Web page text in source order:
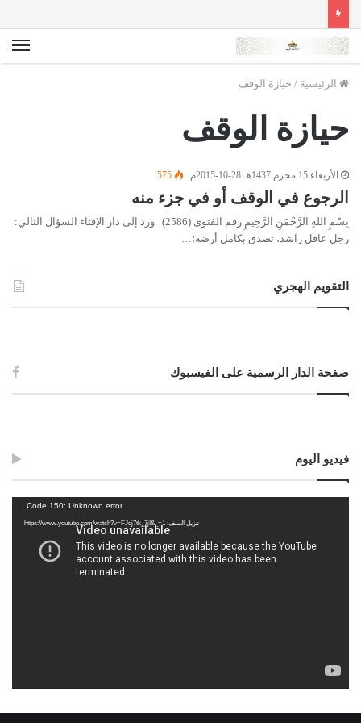
الرئيسية / حيازة الوقف
حيازة الوقف
الأربعاء 15 محرم 1437هـ 28-10-2015م 575
الرجوع في الوقف أو في جزء منه
بِسْمِ اللهِ الرَّحْمَنِ الرَّحِيمِ رقم الفتوى (2586) ورد إلى دار الإفتاء السؤال التالي:
رجل عاقل راشد، تصدق بكامل أرضه؛…
التقويم الهجري
صفحة الدار الرسمية على الفيسبوك
فيديو اليوم
Code 150: Unknown error.
تنزيل الملف: https://www.youtube.com/watch?v=FJdj7tk_7jI&_=1